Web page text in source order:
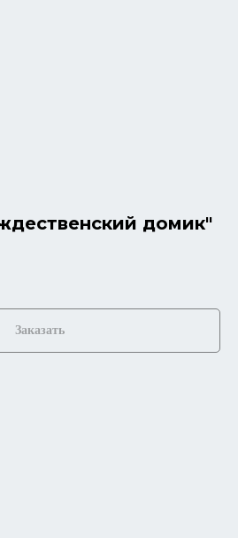
домик"
Заказать